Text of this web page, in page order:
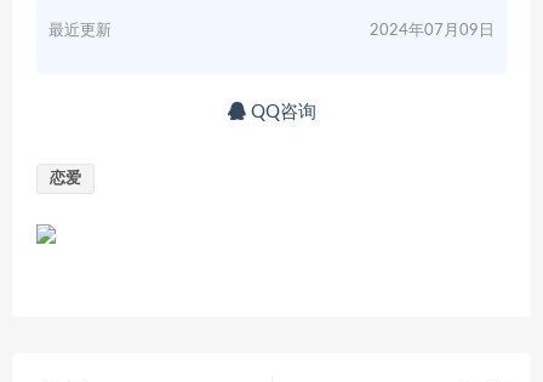
最近更新 2024年07月09日
QQ咨询
恋爱